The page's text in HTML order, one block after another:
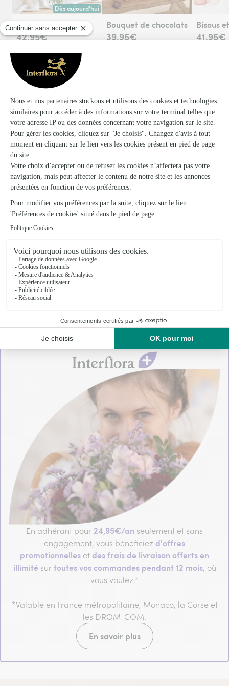
Dès aujourd'hui
Livraison dès aujourd'hui (pour toute commande passée
Joyeux anniversaire
42,95€
Bouquet de chocolats
39,95€ 41,95€
Voir toute la collection
Le visuel du produit floral présenté est contractuel mais,
s'agissant d'une création réalisée par un artisan fleuriste sur
la base d’un assortiment de fleurs fraîches qui est, par sa
nature, artisanale, elle pourra parfois en différer légèrement à
la livraison. Vase non compris dans le prix mentionné, sauf
accessoires à valeur illustrative uniquement, non inclus dans le
prix (cloche en verre, oiseau en porcelaine, paire de lunettes,
livres, mannequin en bois, etc.). Se référer au descriptif
tous âges. 2- Vase en plastique transparent L12 x P12 x H16
cm. 3- Mini vase en plastique transparent L8 x P8 x H14 cm.
4-Contenant non contractuel. 5-La couleur de la plante peut
varier selon l'approvisionnement du fleuriste. 11-Vase tube en
verre format Medium Ø 12 x H 20 cm . 12- Vase tube en verre
En adhérant pour 24,95€/an seulement et sans
engagement, vous bénéficiez d'offres
promotionnelles et des frais de livraison offerts en
illimité surtoutes vos commandes pendant 12 mois, où
vous voulez.*
*Valable en France métropolitaine, Monaco, la Corse et
les DROM-COM.
En savoir plus